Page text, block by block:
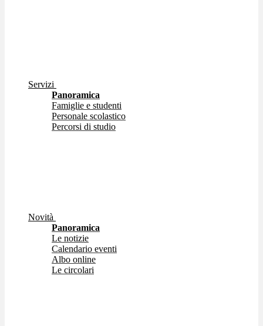
Servizi
Panoramica
Famiglie e studenti
Personale scolastico
Percorsi di studio
Novità
Panoramica
Le notizie
Calendario eventi
Albo online
Le circolari